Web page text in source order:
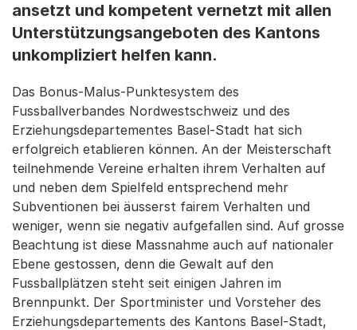
ansetzt und kompetent vernetzt mit allen
Unterstützungsangeboten des Kantons
unkompliziert helfen kann.
Das Bonus-Malus-Punktesystem des
Fussballverbandes Nordwestschweiz und des
Erziehungsdepartementes Basel-Stadt hat sich
erfolgreich etablieren können. An der Meisterschaft
teilnehmende Vereine erhalten ihrem Verhalten auf
und neben dem Spielfeld entsprechend mehr
Subventionen bei äusserst fairem Verhalten und
weniger, wenn sie negativ aufgefallen sind. Auf grosse
Beachtung ist diese Massnahme auch auf nationaler
Ebene gestossen, denn die Gewalt auf den
Fussballplätzen steht seit einigen Jahren im
Brennpunkt. Der Sportminister und Vorsteher des
Erziehungsdepartements des Kantons Basel-Stadt,